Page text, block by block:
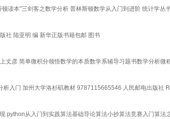
读本"三剑客之数学分析 普林斯顿数学从入门到进阶 统计学丛
社 陆亚明 编 新华正版书籍包邮 图书
丈彦 简单微积分领悟数学的本质数学系辅导习题书数学分析微
析入门 加州大学洛杉矶教材 9787115665546 人民邮电出版社 R
python从入门到实践算法基础导论算法小抄算法竞赛入门算法